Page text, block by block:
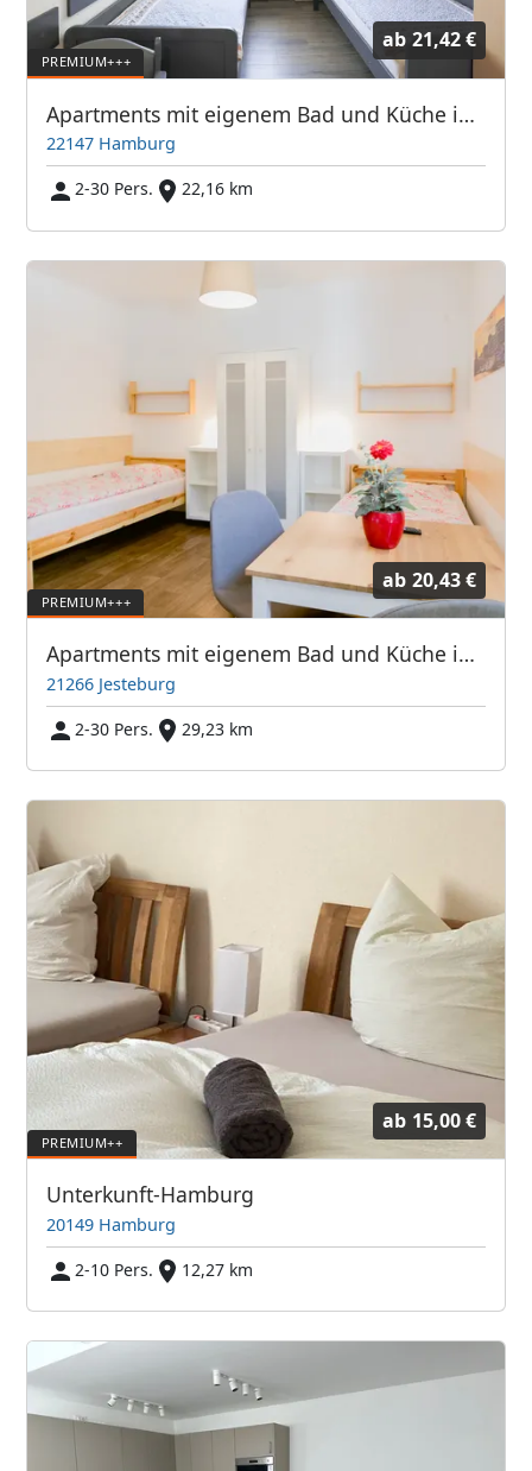
ab 21,42 €
Apartments mit eigenem Bad und Küche in Farmsen-Berne - ABA Spielbrink Unterkunft GmbH
22147 Hamburg
2-30 Pers.
22,16 km
ab 20,43 €
Apartments mit eigenem Bad und Küche in 21266 Jesteburg / Hamburg-Süd
21266 Jesteburg
2-30 Pers.
29,23 km
ab 15,00 €
Unterkunft-Hamburg
20149 Hamburg
2-10 Pers.
12,27 km